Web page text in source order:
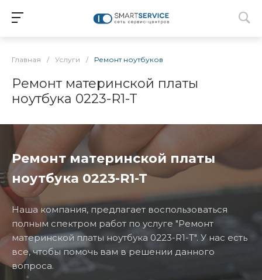
Главная / Услуги / Ремонт ноутбуков
Ремонт материнской платы
ноутбука 0223-R1-T
Ремонт материнской платы
ноутбука 0223-R1-T
Наша компания, предлагает воспользоваться
полным спектром работ по услуге "Ремонт
материнской платы ноутбука 0223-R1-T". У нас есть
все, чтобы помочь вам в решении данного
вопроса.